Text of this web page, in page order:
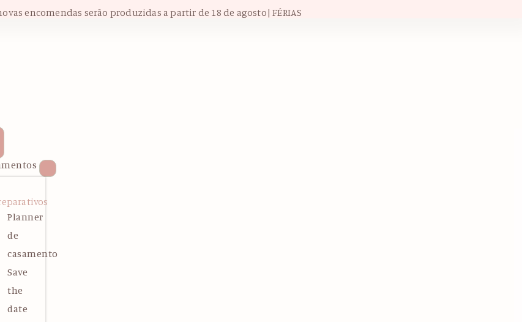
encomendas serão produzidas a partir de 18 de agosto| FÉRIAS
Planner
de
casamento
Save
the
date